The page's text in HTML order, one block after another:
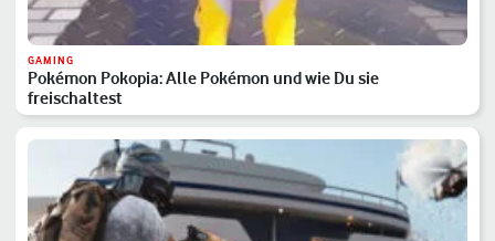
GAMING
Pokémon Pokopia: Alle Pokémon und wie Du sie
freischaltest